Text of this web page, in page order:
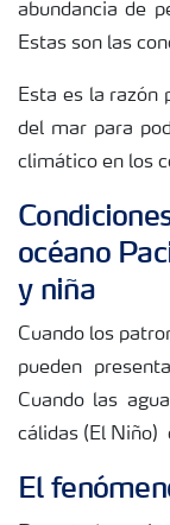
abundancia de
Estas son las
Esta es la razón
del mar para
climático en los
océano
y niña
Cuando los
pueden
Cuando las
cálidas (El Niño)
El